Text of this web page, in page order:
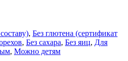
, Без глютена (сертификат
, Без сахара, Без яиц, Для
, Можно детям